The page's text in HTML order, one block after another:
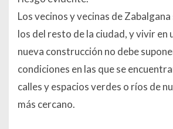
Los vecinos y vecinas de
los del resto de la ciudad, y vivir en
nueva construcción no debe
condiciones en las que se
calles y espacios verdes o ríos de
más cercano.